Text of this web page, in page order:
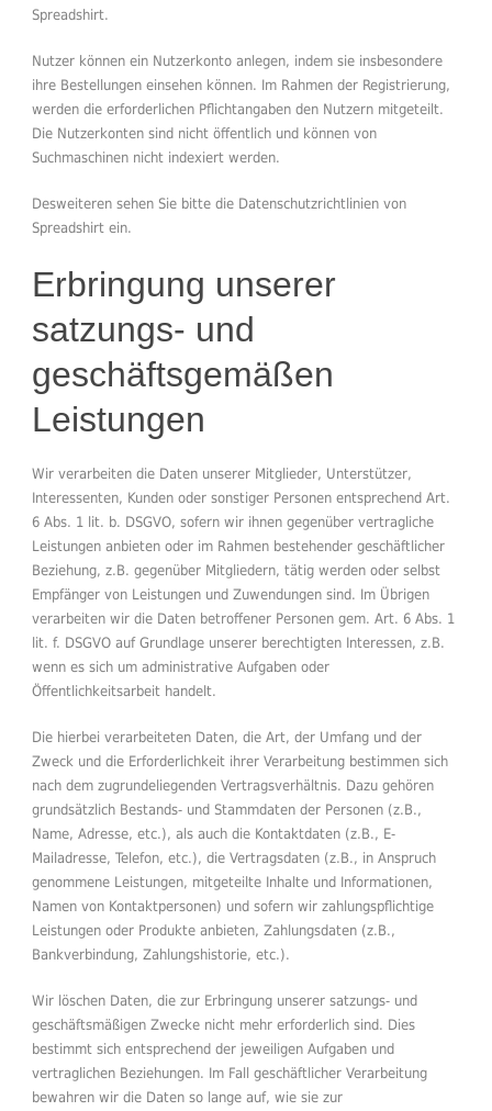
Spreadshirt.
Nutzer können ein Nutzerkonto anlegen, indem sie insbesondere
ihre Bestellungen einsehen können. Im Rahmen der Registrierung,
werden die erforderlichen Pflichtangaben den Nutzern mitgeteilt.
Die Nutzerkonten sind nicht öffentlich und können von
Suchmaschinen nicht indexiert werden.
Desweiteren sehen Sie bitte die Datenschutzrichtlinien von
Spreadshirt ein.
Erbringung unserer
satzungs- und
geschäftsgemäßen
Leistungen
Wir verarbeiten die Daten unserer Mitglieder, Unterstützer,
Interessenten, Kunden oder sonstiger Personen entsprechend Art.
6 Abs. 1 lit. b. DSGVO, sofern wir ihnen gegenüber vertragliche
Leistungen anbieten oder im Rahmen bestehender geschäftlicher
Beziehung, z.B. gegenüber Mitgliedern, tätig werden oder selbst
Empfänger von Leistungen und Zuwendungen sind. Im Übrigen
verarbeiten wir die Daten betroffener Personen gem. Art. 6 Abs. 1
lit. f. DSGVO auf Grundlage unserer berechtigten Interessen, z.B.
wenn es sich um administrative Aufgaben oder
Öffentlichkeitsarbeit handelt.
Die hierbei verarbeiteten Daten, die Art, der Umfang und der
Zweck und die Erforderlichkeit ihrer Verarbeitung bestimmen sich
nach dem zugrundeliegenden Vertragsverhältnis. Dazu gehören
grundsätzlich Bestands- und Stammdaten der Personen (z.B.,
Name, Adresse, etc.), als auch die Kontaktdaten (z.B., E-
Mailadresse, Telefon, etc.), die Vertragsdaten (z.B., in Anspruch
genommene Leistungen, mitgeteilte Inhalte und Informationen,
Namen von Kontaktpersonen) und sofern wir zahlungspflichtige
Leistungen oder Produkte anbieten, Zahlungsdaten (z.B.,
Bankverbindung, Zahlungshistorie, etc.).
Wir löschen Daten, die zur Erbringung unserer satzungs- und
geschäftsmäßigen Zwecke nicht mehr erforderlich sind. Dies
bestimmt sich entsprechend der jeweiligen Aufgaben und
vertraglichen Beziehungen. Im Fall geschäftlicher Verarbeitung
bewahren wir die Daten so lange auf, wie sie zur